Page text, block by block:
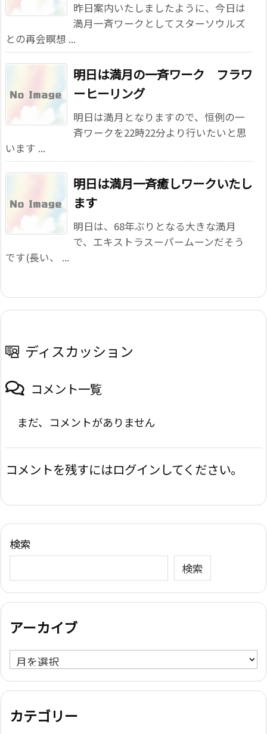
昨日案内いたしましたように、今日は
満月一斉ワークとしてスターソウルズ
との再会瞑想 ...
明日は満月の一斉ワーク フラワ
ーヒーリング
明日は満月となりますので、恒例の一
斉ワークを22時22分より行いたいと思
います ...
明日は満月一斉癒しワークいたし
ます
明日は、68年ぶりとなる大きな満月
で、エキストラスーパームーンだそう
です(長い、 ...
ディスカッション
コメント一覧
まだ、コメントがありません
コメントを残すにはログインしてください。
検索
検索
アーカイブ
ア
ー
カ
ブ
カテゴリー